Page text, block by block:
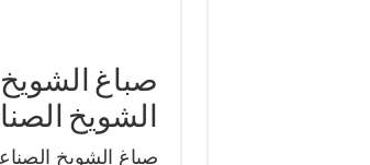
الشويخ
صباغ الشويخ